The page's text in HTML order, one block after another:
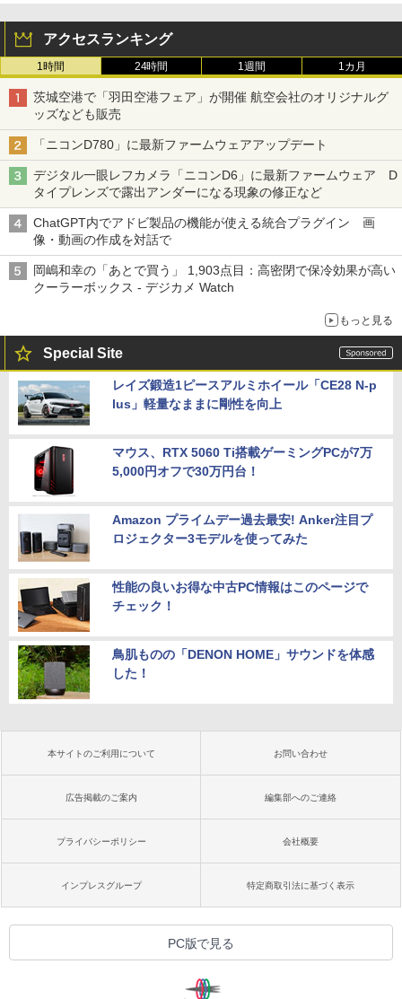
アクセスランキング
1時間 24時間 1週間 1カ月
茨城空港で「羽田空港フェア」が開催 航空会社のオリジナルグ
ッズなども販売
「ニコンD780」に最新ファームウェアアップデート
デジタル一眼レフカメラ「ニコンD6」に最新ファームウェア D
タイプレンズで露出アンダーになる現象の修正など
ChatGPT内でアドビ製品の機能が使える統合プラグイン 画
像・動画の作成を対話で
岡嶋和幸の「あとで買う」 1,903点目：高密閉で保冷効果が高い
クーラーボックス - デジカメ Watch
もっと見る
Special Site
レイズ鍛造1ピースアルミホイール「CE28 N-p
lus」軽量なままに剛性を向上
マウス、RTX 5060 Ti搭載ゲーミングPCが7万
5,000円オフで30万円台！
Amazon プライムデー過去最安! Anker注目プ
ロジェクター3モデルを使ってみた
性能の良いお得な中古PC情報はこのページで
チェック！
鳥肌ものの「DENON HOME」サウンドを体感
した！
本サイトのご利用について お問い合わせ
広告掲載のご案内 編集部へのご連絡
プライバシーポリシー 会社概要
インプレスグループ 特定商取引法に基づく表示
PC版で見る